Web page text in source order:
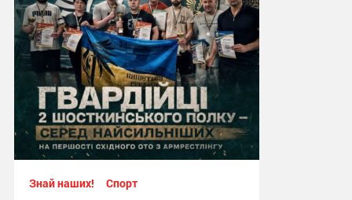
Знай наших! Спорт